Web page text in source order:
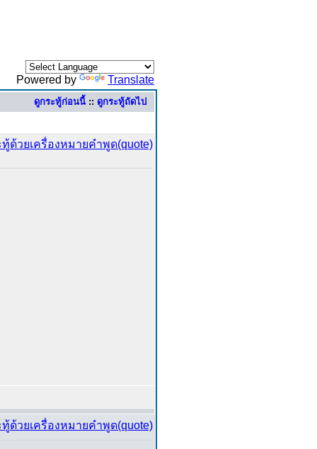
Powered by Translate
ดูกระทู้ก่อนนี้ :: ดูกระทู้ถัดไป